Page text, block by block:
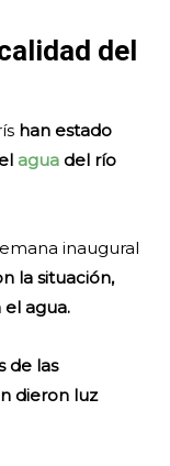
del
han estado
agua del río
inaugural
la situación,
agua.
de las
dieron luz